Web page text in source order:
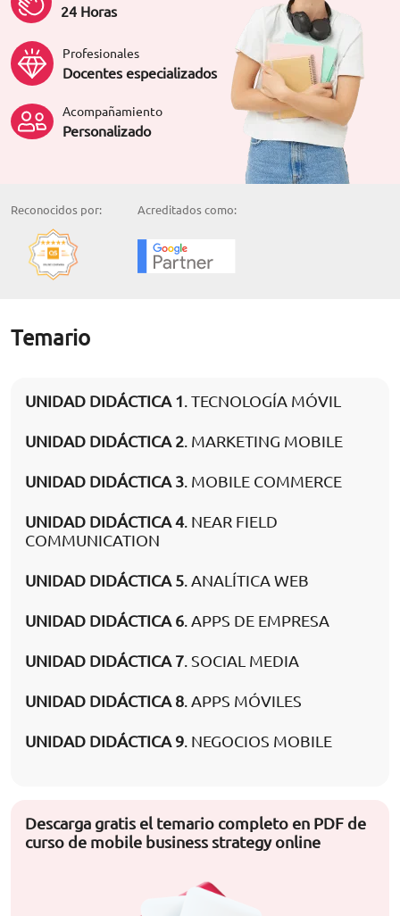
24 Horas
Profesionales
Docentes especializados
Acompañamiento
Personalizado
Reconocidos por: Acreditados como:
Temario
UNIDAD DIDÁCTICA 1. TECNOLOGÍA MÓVIL
UNIDAD DIDÁCTICA 2. MARKETING MOBILE
UNIDAD DIDÁCTICA 3. MOBILE COMMERCE
UNIDAD DIDÁCTICA 4. NEAR FIELD
COMMUNICATION
UNIDAD DIDÁCTICA 5. ANALÍTICA WEB
UNIDAD DIDÁCTICA 6. APPS DE EMPRESA
UNIDAD DIDÁCTICA 7. SOCIAL MEDIA
UNIDAD DIDÁCTICA 8. APPS MÓVILES
UNIDAD DIDÁCTICA 9. NEGOCIOS MOBILE
Descarga gratis el temario completo en PDF de
curso de mobile business strategy online